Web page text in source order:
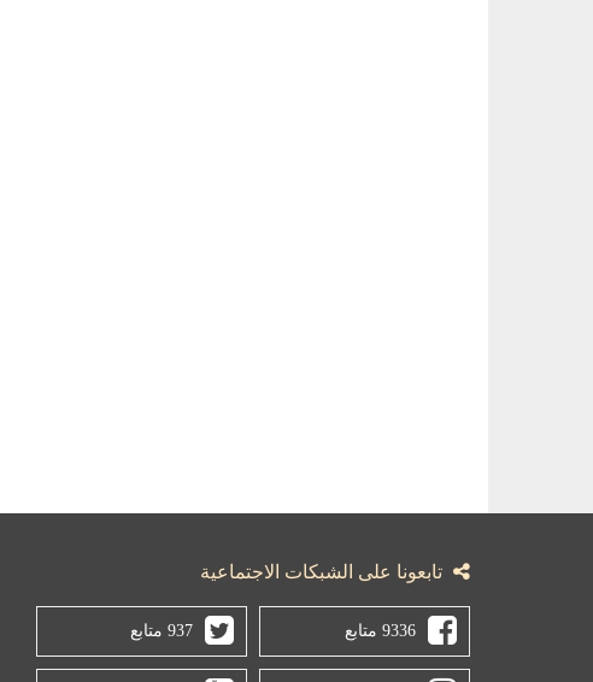
تابعونا على الشبكات الاجتماعية
9336 متابع 937 متابع